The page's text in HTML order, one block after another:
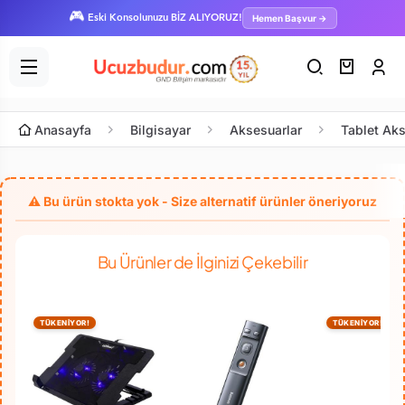
🎮 Eski Konsolunuzu BİZ ALIYORUZ! Hemen Başvur →
Anasayfa Bilgisayar Aksesuarlar Tablet
Bu Ürünler de İlginizi Çekebilir
TÜKENİYOR! TÜKENİYOR!